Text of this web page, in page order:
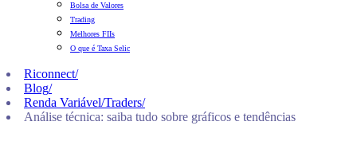
Bolsa de Valores
Trading
Melhores FIIs
O que é Taxa Selic
Riconnect/
Blog/
Renda Variável/Traders/
Análise técnica: saiba tudo sobre gráficos e tendências